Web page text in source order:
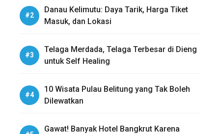
Danau Kelimutu: Daya Tarik, Harga Tiket
Masuk, dan Lokasi
Telaga Merdada, Telaga Terbesar di Dieng
untuk Self Healing
10 Wisata Pulau Belitung yang Tak Boleh
Dilewatkan
Gawat! Banyak Hotel Bangkrut Karena